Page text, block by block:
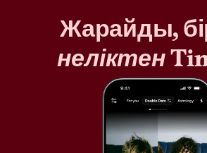
Жарайды,
неліктен